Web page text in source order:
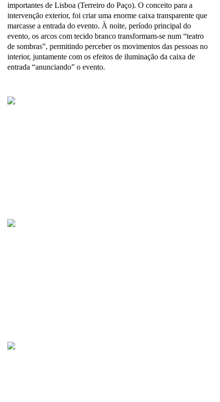
importantes de Lisboa (Terreiro do Paço). O conceito para a
intervenção exterior, foi criar uma enorme caixa transparente que
marcasse a entrada do evento. À noite, período principal do
evento, os arcos com tecido branco transformam-se num “teatro
de sombras”, permitindo perceber os movimentos das pessoas no
interior, juntamente com os efeitos de iluminação da caixa de
entrada “anunciando” o evento.